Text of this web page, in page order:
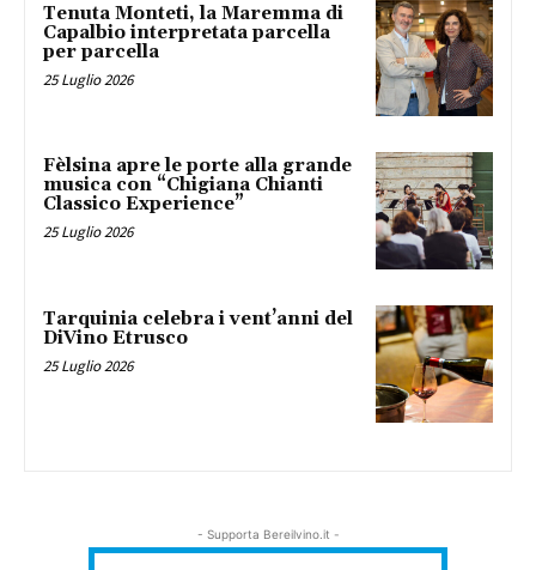
Tenuta Monteti, la Maremma di
Capalbio interpretata parcella
per parcella
25 Luglio 2026
Fèlsina apre le porte alla grande
musica con “Chigiana Chianti
Classico Experience”
25 Luglio 2026
Tarquinia celebra i vent’anni del
DiVino Etrusco
25 Luglio 2026
- Supporta Bereilvino.it -